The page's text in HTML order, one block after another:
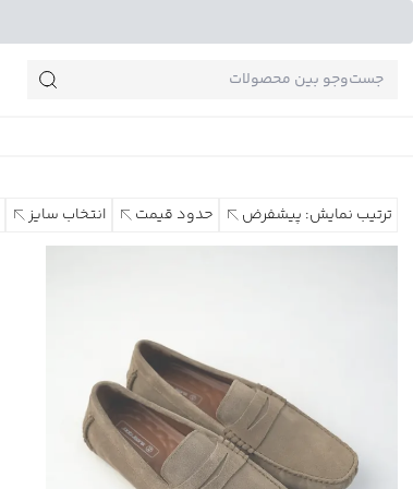
ترتیب نمایش: پیشفرض حدود قیمت انتخاب سایز